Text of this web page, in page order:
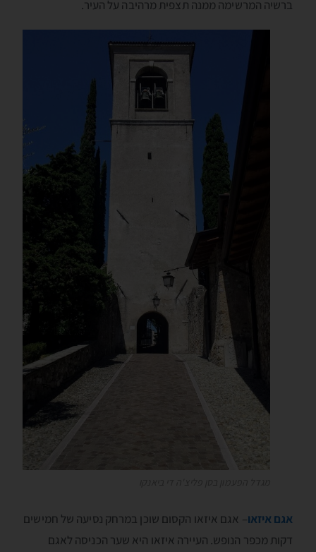
ברשיה המרשימה ממנה תצפית מרהיבה על העיר.
אגם איזאו– אגם איזאו הקסום שוכן במרחק נסיעה של חמישים
דקות מכפר הנופש. העיירה איזאו היא שער הכניסה לאגם